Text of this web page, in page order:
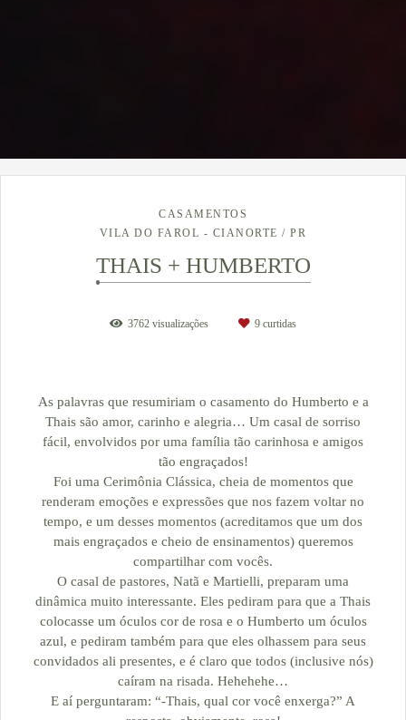
CASAMENTOS
VILA DO FAROL - CIANORTE / PR
THAIS + HUMBERTO
3762 visualizações 9 curtidas
As palavras que resumiriam o casamento do Humberto e a
Thais são amor, carinho e alegria… Um casal de sorriso
fácil, envolvidos por uma família tão carinhosa e amigos
tão engraçados!
Foi uma Cerimônia Clássica, cheia de momentos que
renderam emoções e expressões que nos fazem voltar no
tempo, e um desses momentos (acreditamos que um dos
mais engraçados e cheio de ensinamentos) queremos
compartilhar com vocês.
O casal de pastores, Natã e Martielli, preparam uma
dinâmica muito interessante. Eles pediram para que a Thais
colocasse um óculos cor de rosa e o Humberto um óculos
azul, e pediram também para que eles olhassem para seus
convidados ali presentes, e é claro que todos (inclusive nós)
caíram na risada. Hehehehe…
E aí perguntaram: “-Thais, qual cor você enxerga?” A